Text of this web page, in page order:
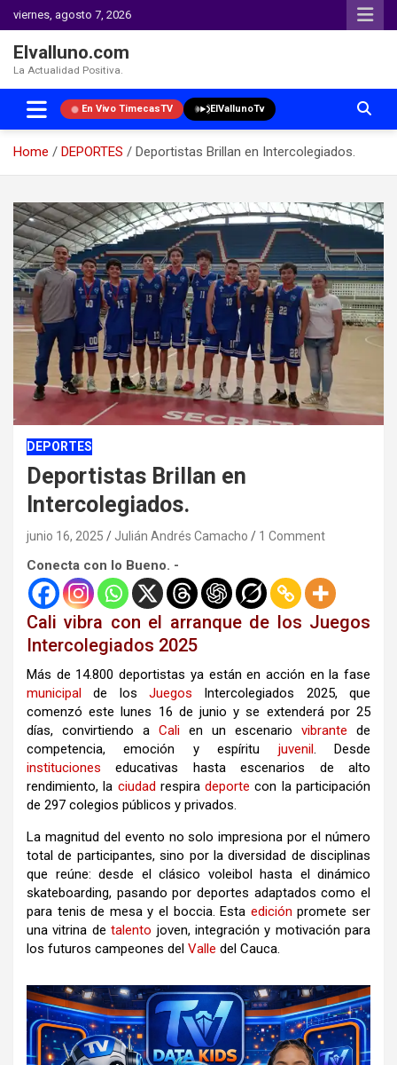
viernes, agosto 7, 2026
Elvalluno.com
La Actualidad Positiva.
En Vivo TimecasTV ElVallunoTv
Home DEPORTES
Deportistas Brillan en Intercolegiados.
content
DEPORTES
Deportistas Brillan en
Intercolegiados.
junio 16, 2025 Julián Andrés Camacho 1 Comment
Conecta con lo Bueno. -
Cali vibra con el arranque de los Juegos
Intercolegiados 2025
Más de 14.800 deportistas ya están en acción en la fase
municipal de los Juegos Intercolegiados 2025, que
comenzó este lunes 16 de junio y se extenderá por 25
días, convirtiendo a Cali en un escenario vibrante de
competencia, emoción y espíritu juvenil. Desde
instituciones educativas hasta escenarios de alto
rendimiento, la ciudad respiradeporte con la participación
de 297 colegios públicos y privados.
La magnitud del evento no solo impresiona por el número
total de participantes, sino por la diversidad de disciplinas
que reúne: desde el clásico voleibol hasta el dinámico
skateboarding, pasando por deportes adaptados como el
para tenis de mesa y el boccia. Esta edición promete ser
una vitrina detalento joven, integración y motivación para
los futuros campeones del Valle del Cauca.